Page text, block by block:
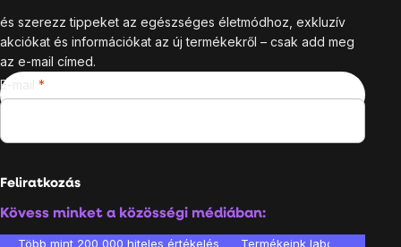
és szerezz tippeket az egészséges életmódhoz, exkluzív
akciókat és információkat az új termékekről – csak add meg
az e-mail címed.
E-mail
Feliratkozás
Kövess minket a közösségi médiában:
Több mint 200 000 hiteles értékelés Termékeink